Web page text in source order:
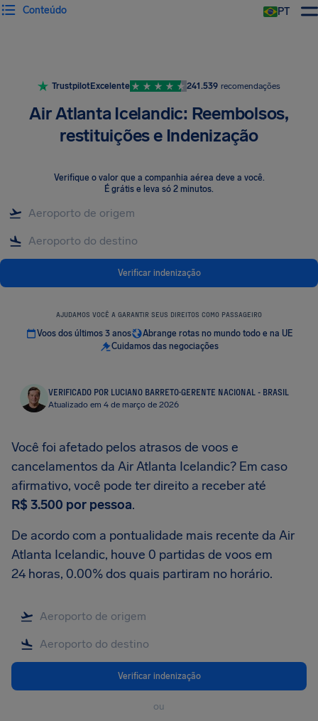
PT
Conteúdo
TrustpilotExcelente 241.539 recomendações
Air Atlanta Icelandic: Reembolsos,
restituições e Indenização
Verifique o valor que a companhia aérea deve a você.
É grátis e leva só 2 minutos.
Verificar indenização
AJUDAMOS VOCÊ A GARANTIR SEUS DIREITOS COMO PASSAGEIRO
Voos dos últimos 3 anos
Abrange rotas no mundo todo e na UE
Cuidamos das negociações
VERIFICADO POR LUCIANO BARRETO·GERENTE NACIONAL - BRASIL
Atualizado em 4 de março de 2026
Você foi afetado pelos atrasos de voos e
cancelamentos da Air Atlanta Icelandic? Em caso
afirmativo, você pode ter direito a receber até
R$ 3.500 por pessoa.
De acordo com a pontualidade mais recente da Air
Atlanta Icelandic, houve 0 partidas de voos em
24 horas, 0.00% dos quais partiram no horário.
Verificar indenização
ou